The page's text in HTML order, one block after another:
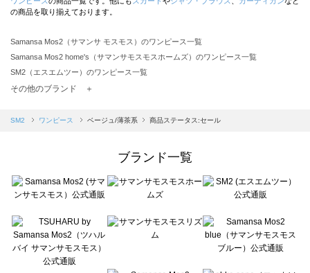
の商品を取り揃えております。
Samansa Mos2（サマンサ モスモス）のワンピース一覧
Samansa Mos2 home's（サマンサモスモスホームズ）のワンピース一覧
SM2（エスエムツー）のワンピース一覧
TSUHARU by Samansa Mos2（ツハルバイサマンサモスモス）のワンピース一覧
Samansa Mos2 blue（サマンサモスモス ブルー）のワンピース一覧
sō4ū（ソウフォーユー）のワンピース一覧
Te chichi（テチチ）のワンピース一覧
Te chichi CLASSIC（テチチ クラシック）のワンピース一覧
Lugnoncure（ルノンキュール）のワンピース一覧
BETTY'S BLUE（べティーズブルー）のワンピース一覧
Wpc.（ワールドパーティー）のワンピース一覧
その他のブランド ＋
SM2 ワンピース ベージュ/薄茶系 商品ステータス:セール
ブランド一覧